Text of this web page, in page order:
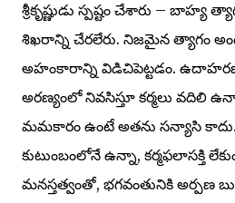
శ్రీకృష్ణుడు స్పష్టం చేశారు – బాహ్య
శిఖరాన్ని చేరలేరు. నిజమైన త్యాగం
అహంకారాన్ని విడిచిపెట్టడం.
అరణ్యంలో నివసిస్తూ కర్మలు వదిలి
మమకారం ఉంటే అతను సన్యాసి
కుటుంబంలోనే ఉన్నా, కర్మఫలాసక్తి
మనస్తత్వంతో, భగవంతునికి అర్పణ